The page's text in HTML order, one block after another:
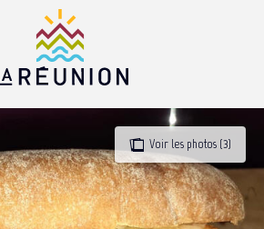
Voir les photos (3)